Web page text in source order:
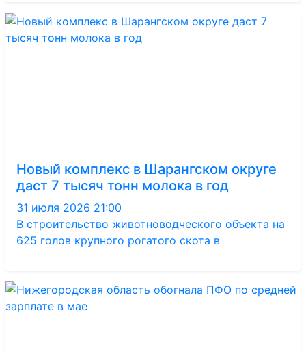
Новый комплекс в Шарангском округе
даст 7 тысяч тонн молока в год
31 июля 2026 21:00
В строительство животноводческого объекта на
625 голов крупного рогатого скота в